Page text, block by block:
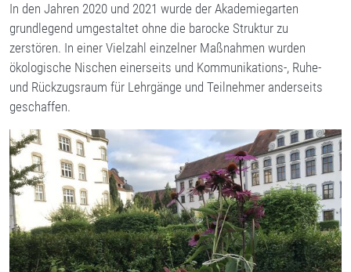
In den Jahren 2020 und 2021 wurde der Akademiegarten
grundlegend umgestaltet ohne die barocke Struktur zu
zerstören. In einer Vielzahl einzelner Maßnahmen wurden
ökologische Nischen einerseits und Kommunikations-, Ruhe-
und Rückzugsraum für Lehrgänge und Teilnehmer anderseits
geschaffen.